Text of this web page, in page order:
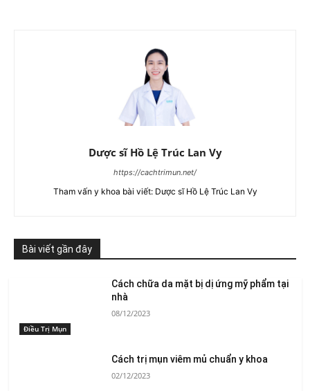
Dược sĩ Hồ Lệ Trúc Lan Vy
https://cachtrimun.net/
Tham vấn y khoa bài viết: Dược sĩ Hồ Lệ Trúc Lan Vy
Bài viết gần đây
Điều Trị Mụn
Cách chữa da mặt bị dị ứng mỹ phẩm tại
nhà
08/12/2023
Cách trị mụn viêm mủ chuẩn y khoa
02/12/2023